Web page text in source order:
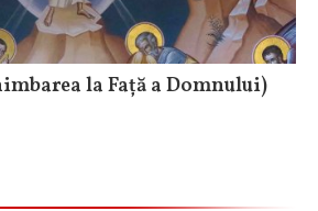
la Față a Domnului)